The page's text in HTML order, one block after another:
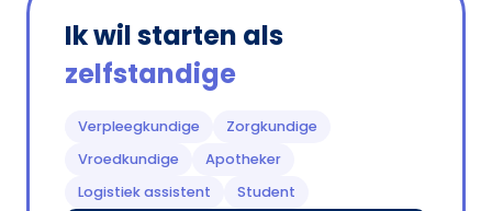
Ik wil starten als
zelfstandige
Verpleegkundige
Zorgkundige
Vroedkundige
Apotheker
Logistiek assistent
Student